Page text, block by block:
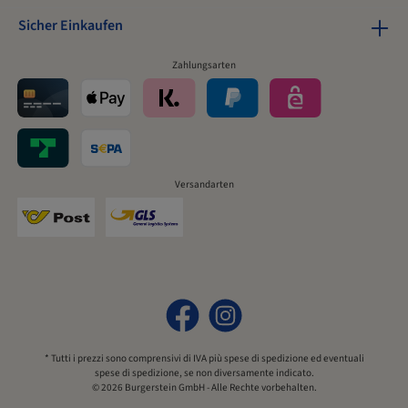
sono forniti da www.burgerstein.at.
Sicher Einkaufen
Zahlungsarten
Versandarten
* Tutti i prezzi sono comprensivi di IVA più spese di spedizione ed eventuali
spese di spedizione, se non diversamente indicato.
© 2026 Burgerstein GmbH - Alle Rechte vorbehalten.